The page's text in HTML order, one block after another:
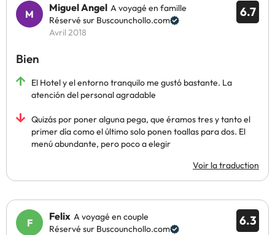
6.7
Miguel Angel A voyagé en famille
Réservé sur Buscounchollo.com
Avril 2018
Bien
El Hotel y el entorno tranquilo me gustó bastante. La
atención del personal agradable
Quizás por poner alguna pega, que éramos tres y tanto el
primer día como el último solo ponen toallas para dos. El
menú abundante, pero poco a elegir
Voir la traduction
6.3
Felix A voyagé en couple
Réservé sur Buscounchollo.com